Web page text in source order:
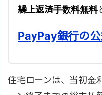
繰上返済手数料無料
PayPay銀行の
住宅ローンは、当初金